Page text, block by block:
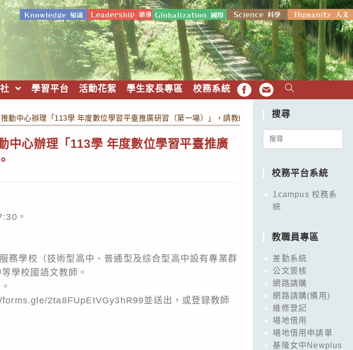
學習平台 活動花絮 學生家長專區 校務系統 FB EMAIL
動中心辦理「113學 年度數位學習平臺推廣研習（第一場）」，請教師報名參加。
中心辦理「113學 年度數位學習平臺推廣
。
務學校（技術型高中、普通型及综合型高中設有專業群
學校國語文教師。
2ta8FUpEtVGy3hR99並送出，或登錄教師
搜尋
Search
校務平台系統
1campus 校務系
統
教職員專區
差勤系統
公文簽核
網路請購
網路請購(備用)
維修登記
場地借用
場地借用申請單
基隆女中Newplus